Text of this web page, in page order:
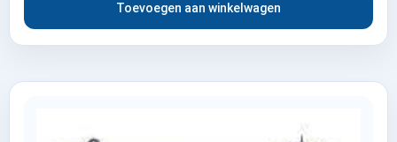
Toevoegen aan winkelwagen